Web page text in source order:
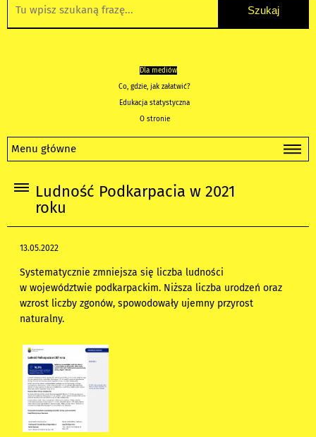
Dla mediów
Co, gdzie, jak załatwić?
Edukacja statystyczna
O stronie
Menu główne
Ludność Podkarpacia w 2021
roku
13.05.2022
Systematycznie zmniejsza się liczba ludności
w województwie podkarpackim. Niższa liczba urodzeń oraz
wzrost liczby zgonów, spowodowały ujemny przyrost
naturalny.